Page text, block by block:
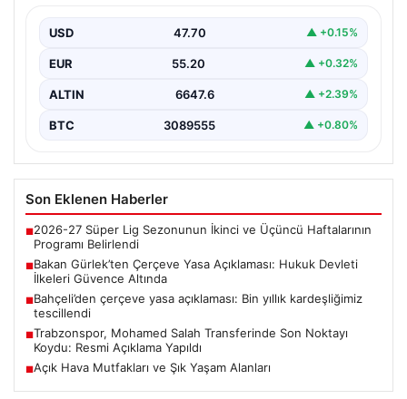
Adalet Bakanı Akın Gürlek, Türkiye’nin terörden
yeni çerçeve…
USD 47.70 ▲ +0.15%
EUR 55.20 ▲ +0.32%
ALTIN 6647.6 ▲ +2.39%
BTC 3089555 ▲ +0.80%
Son Eklenen Haberler
■2026-27 Süper Lig Sezonunun İkinci ve Üçüncü Haftalarının
Programı Belirlendi
■Bakan Gürlek’ten Çerçeve Yasa Açıklaması: Hukuk Devleti
İlkeleri Güvence Altında
■Bahçeli’den çerçeve yasa açıklaması: Bin yıllık kardeşliğimiz
tescillendi
■Trabzonspor, Mohamed Salah Transferinde Son Noktayı
Koydu: Resmi Açıklama Yapıldı
■Açık Hava Mutfakları ve Şık Yaşam Alanları